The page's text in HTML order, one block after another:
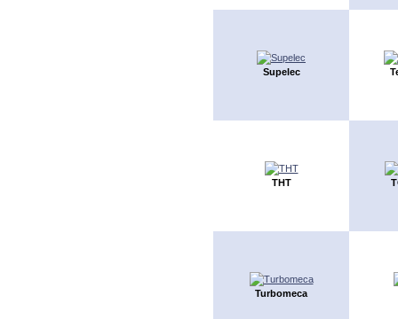
Supelec
THT
Turbomeca